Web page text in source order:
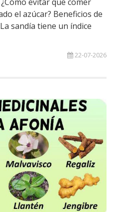
el azúcar? Beneficios de
sandía tiene un índice
22-07-2026